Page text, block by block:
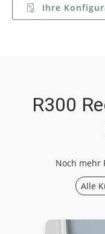
Ihre
R300
Noch mehr
Alle